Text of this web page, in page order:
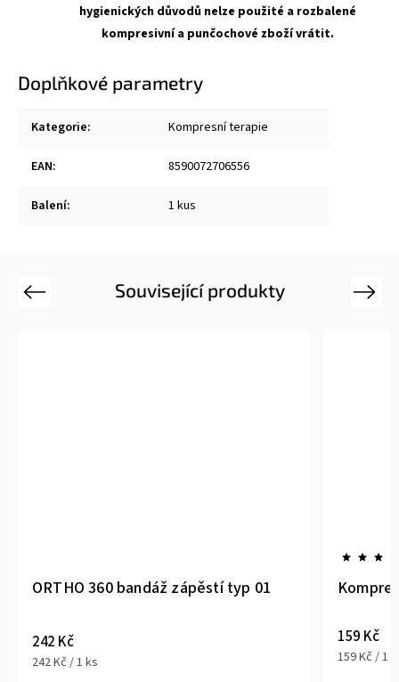
hygienických důvodů nelze použité a rozbalené
kompresivní a punčochové zboží vrátit.
Doplňkové parametry
Kategorie: Kompresní terapie
EAN: 8590072706556
Balení: 1 kus
Související produkty
Previous
ORTHO 360 bandáž zápěstí typ 01
242 Kč
242 Kč / 1 ks
159 Kč
159 Kč / 1
Next